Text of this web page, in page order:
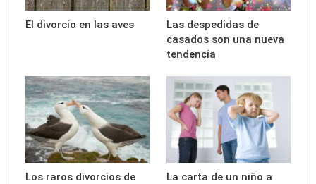
El divorcio en las aves
Las despedidas de
casados son una nueva
tendencia
Los raros divorcios de
La carta de un niño a